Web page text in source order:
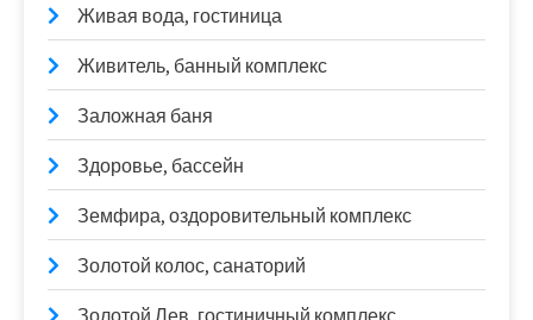
Живая вода, гостиница
Живитель, банный комплекс
Заложная баня
Здоровье, бассейн
Земфира, оздоровительный комплекс
Золотой колос, санаторий